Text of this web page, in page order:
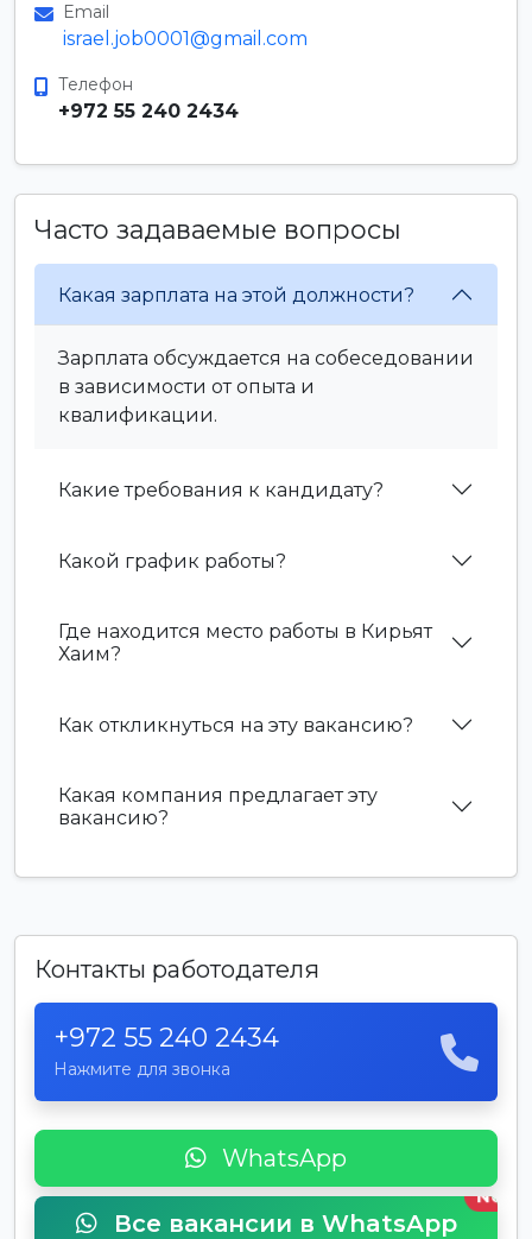
Email
israel.job0001@gmail.com
Телефон
+972 55 240 2434
Часто задаваемые вопросы
Какая зарплата на этой должности?
Зарплата обсуждается на собеседовании
в зависимости от опыта и
квалификации.
Какие требования к кандидату?
Какой график работы?
Где находится место работы в Кирьят
Хаим?
Как откликнуться на эту вакансию?
Какая компания предлагает эту
вакансию?
Контакты работодателя
+972 55 240 2434
Нажмите для звонка
WhatsApp
Все вакансии в WhatsApp
New